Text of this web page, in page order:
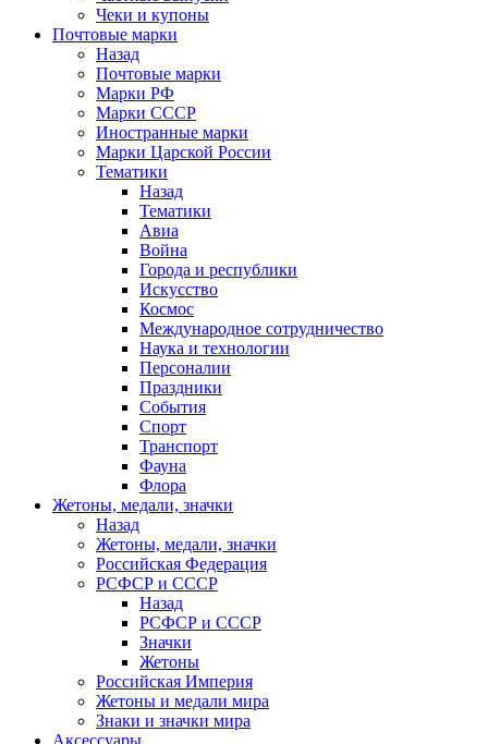
Чеки и купоны
Почтовые марки
Назад
Почтовые марки
Марки РФ
Марки СССР
Иностранные марки
Марки Царской России
Тематики
Назад
Тематики
Авиа
Война
Города и республики
Искусство
Космос
Международное сотрудничество
Наука и технологии
Персоналии
Праздники
События
Спорт
Транспорт
Фауна
Флора
Жетоны, медали, значки
Назад
Жетоны, медали, значки
Российская Федерация
РСФСР и СССР
Назад
РСФСР и СССР
Значки
Жетоны
Российская Империя
Жетоны и медали мира
Знаки и значки мира
Аксессуары